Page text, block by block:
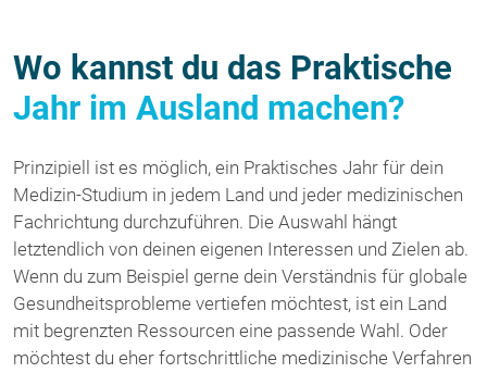
Wo kannst du das Praktische
Jahr im Ausland machen?
Prinzipiell ist es möglich, ein Praktisches Jahr für dein
Medizin-Studium in jedem Land und jeder medizinischen
Fachrichtung durchzuführen. Die Auswahl hängt
letztendlich von deinen eigenen Interessen und Zielen ab.
Wenn du zum Beispiel gerne dein Verständnis für globale
Gesundheitsprobleme vertiefen möchtest, ist ein Land
mit begrenzten Ressourcen eine passende Wahl. Oder
möchtest du eher fortschrittliche medizinische Verfahren